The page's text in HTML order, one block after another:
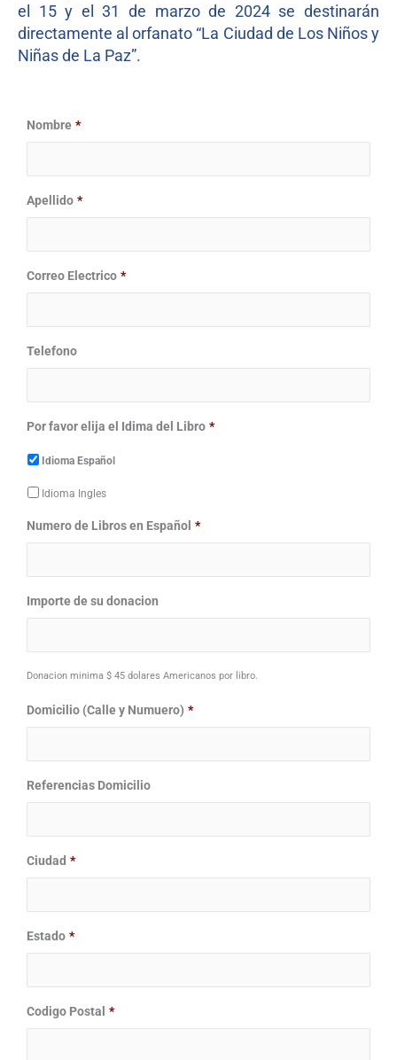
el 15 y el 31 de marzo de 2024 se destinarán
directamente al orfanato “La Ciudad de Los Niños y
Niñas de La Paz”.
Nombre *
Apellido *
Correo Electrico *
Telefono
Por favor elija el Idima del Libro *
Idioma Español
Idioma Ingles
Numero de Libros en Español *
Importe de su donacion
Donacion minima $ 45 dolares Americanos por libro.
Domicilio (Calle y Numuero) *
Referencias Domicilio
Ciudad *
Estado *
Codigo Postal *